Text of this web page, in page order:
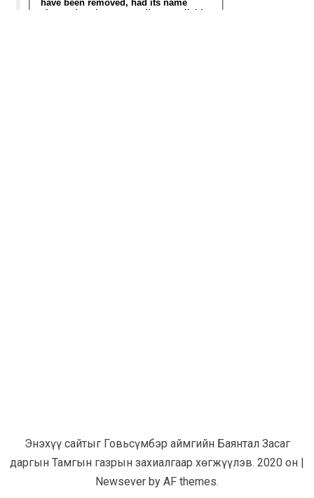
Энэхүү сайтыг Говьсүмбэр аймгийн Баянтал Засаг
даргын Тамгын газрын захиалгаар хөгжүүлэв. 2020 он |
Newsever by AF themes.